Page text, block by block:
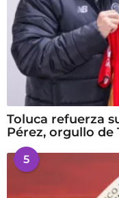
Toluca refuerza
Pérez, orgullo de
5